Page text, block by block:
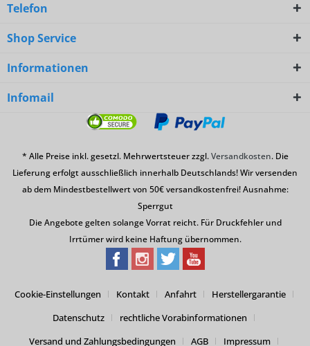
Telefon
Shop Service
Informationen
Infomail
* Alle Preise inkl. gesetzl. Mehrwertsteuer zzgl.Versandkosten. Die
Lieferung erfolgt ausschließlich innerhalb Deutschlands! Wir versenden
ab dem Mindestbestellwert von 50€ versandkostenfrei! Ausnahme:
Sperrgut
Die Angebote gelten solange Vorrat reicht. Für Druckfehler und
Irrtümer wird keine Haftung übernommen.
Cookie-Einstellungen Kontakt Anfahrt
Herstellergarantie
Datenschutz
rechtliche Vorabinformationen
Versand und Zahlungsbedingungen
AGB Impressum